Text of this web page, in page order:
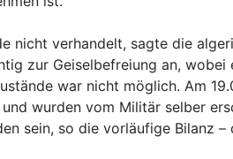
nicht verhandelt, sagte die
zur Geiselbefreiung an,
war nicht möglich. Am
wurden vom Militär selber
sein, so die vorläufige Bilanz